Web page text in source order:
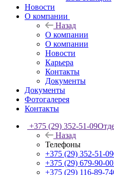
Новости
О компании
Назад
О компании
О компании
Новости
Карьера
Контакты
Документы
Документы
Фотогалерея
Контакты
+375 (29) 352-51-09
Назад
Телефоны
+375 (29) 352-51-09
+375 (29) 679-90-00
+375 (29) 116-89-74